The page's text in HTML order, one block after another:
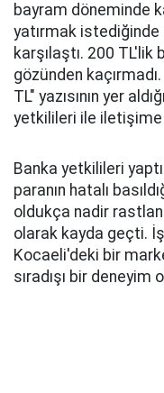
bayram döneminde
yatırmak istediğinde
karşılaştı. 200 TL'lik
gözünden
TL" yazısının yer
yetkilileri ile
Banka yetkilileri
paranın hatalı
oldukça nadir
olarak kayda geçti.
Kocaeli'deki bir
sıradışı bir deneyim